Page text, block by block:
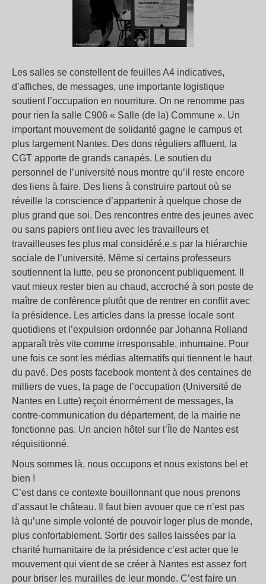
Les salles se constellent de feuilles A4 indicatives,
d’affiches, de messages, une importante logistique
soutient l’occupation en nourriture. On ne renomme pas
pour rien la salle C906 « Salle (de la) Commune ». Un
important mouvement de solidarité gagne le campus et
plus largement Nantes. Des dons réguliers affluent, la
CGT apporte de grands canapés. Le soutien du
personnel de l’université nous montre qu’il reste encore
des liens à faire. Des liens à construire partout où se
réveille la conscience d’appartenir à quelque chose de
plus grand que soi. Des rencontres entre des jeunes avec
ou sans papiers ont lieu avec les travailleurs et
travailleuses les plus mal considéré.e.s par la hiérarchie
sociale de l’université. Même si certains professeurs
soutiennent la lutte, peu se prononcent publiquement. Il
vaut mieux rester bien au chaud, accroché à son poste de
maître de conférence plutôt que de rentrer en conflit avec
la présidence. Les articles dans la presse locale sont
quotidiens et l’expulsion ordonnée par Johanna Rolland
apparaît très vite comme irresponsable, inhumaine. Pour
une fois ce sont les médias alternatifs qui tiennent le haut
du pavé. Des posts facebook montent à des centaines de
milliers de vues, la page de l’occupation (Université de
Nantes en Lutte) reçoit énormément de messages, la
contre-communication du département, de la mairie ne
fonctionne pas. Un ancien hôtel sur l’Île de Nantes est
réquisitionné.
Nous sommes là, nous occupons et nous existons bel et
bien !
C’est dans ce contexte bouillonnant que nous prenons
d’assaut le château. Il faut bien avouer que ce n’est pas
là qu’une simple volonté de pouvoir loger plus de monde,
plus confortablement. Sortir des salles laissées par la
charité humanitaire de la présidence c’est acter que le
mouvement qui vient de se créer à Nantes est assez fort
pour briser les murailles de leur monde. C’est faire un